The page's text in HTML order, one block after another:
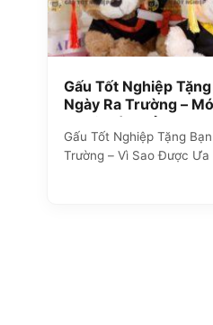
Gấu Tốt Nghiệp
Ngày Ra Trường –
Nghĩa Từ Xưởng ZoZo
Gấu Tốt Nghiệp Tặng
Trường – Vì Sao Được Ưa